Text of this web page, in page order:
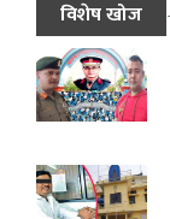
विशेष खोज